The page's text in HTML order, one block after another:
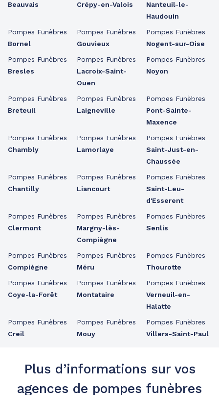
Beauvais
Pompes Funèbres
Bornel
Pompes Funèbres
Bresles
Pompes Funèbres
Breteuil
Pompes Funèbres
Chambly
Pompes Funèbres
Chantilly
Pompes Funèbres
Clermont
Pompes Funèbres
Compiègne
Pompes Funèbres
Coye-la-Forêt
Pompes Funèbres
Creil
Crépy-en-Valois
Pompes Funèbres
Gouvieux
Pompes Funèbres
Lacroix-Saint-
Ouen
Pompes Funèbres
Laigneville
Pompes Funèbres
Lamorlaye
Pompes Funèbres
Liancourt
Pompes Funèbres
Margny-lès-
Compiègne
Pompes Funèbres
Méru
Pompes Funèbres
Montataire
Pompes Funèbres
Mouy
Nanteuil-le-
Haudouin
Pompes Funèbres
Nogent-sur-Oise
Pompes Funèbres
Noyon
Pompes Funèbres
Pont-Sainte-
Maxence
Pompes Funèbres
Saint-Just-en-
Chaussée
Pompes Funèbres
Saint-Leu-
d'Esserent
Pompes Funèbres
Senlis
Pompes Funèbres
Thourotte
Pompes Funèbres
Verneuil-en-
Halatte
Pompes Funèbres
Villers-Saint-Paul
Plus d’informations sur vos
agences de pompes funèbres